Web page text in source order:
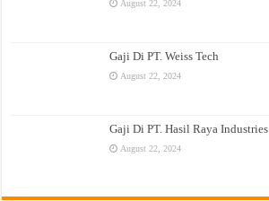
August 22, 2024
Gaji Di PT. Weiss Tech
August 22, 2024
Gaji Di PT. Hasil Raya Industries
August 22, 2024